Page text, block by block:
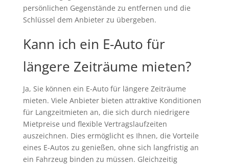
persönlichen Gegenstände zu entfernen und die
Schlüssel dem Anbieter zu übergeben.
Kann ich ein E-Auto für
längere Zeiträume mieten?
Ja, Sie können ein E-Auto für längere Zeiträume
mieten. Viele Anbieter bieten attraktive Konditionen
für Langzeitmieten an, die sich durch niedrigere
Mietpreise und flexible Vertragslaufzeiten
auszeichnen. Dies ermöglicht es Ihnen, die Vorteile
eines E-Autos zu genießen, ohne sich langfristig an
ein Fahrzeug binden zu müssen. Gleichzeitig